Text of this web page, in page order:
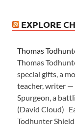
EXPLORE
Thomas
Thomas
special gifts, a
teacher, writer —
Spurgeon, a
(David Cloud)
Todhunter